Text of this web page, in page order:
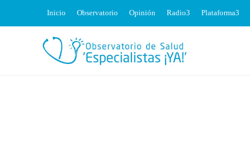
Inicio Observatorio Opinión Radio Plataforma